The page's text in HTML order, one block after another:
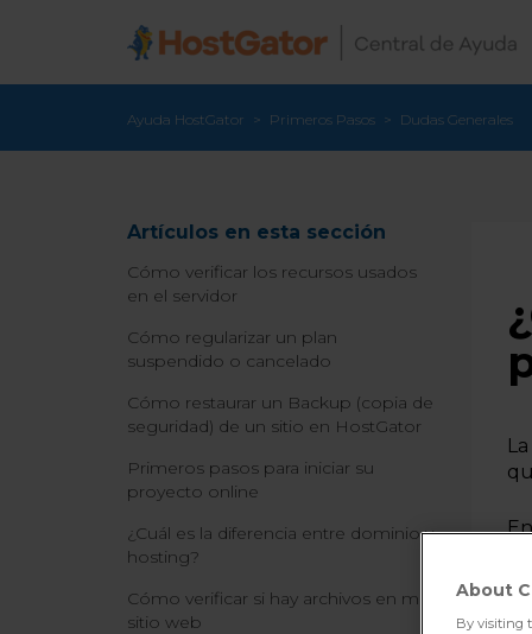
Ayuda HostGator Primeros Pasos Dudas Generales
Artículos en esta sección
Cómo verificar los recursos usados
en el servidor
Cómo regularizar un plan
suspendido o cancelado
Cómo restaurar un Backup (copia de
seguridad) de un sitio en HostGator
Primeros pasos para iniciar su
proyecto online
¿Cuál es la diferencia entre dominio y
hosting?
Cómo verificar si hay archivos en mi
sitio web
About
By visiting